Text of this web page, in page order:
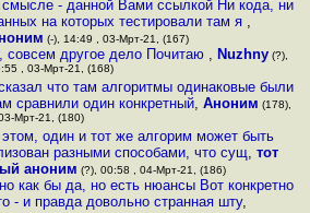
- данной Вами ссылкой Ни кода, ни
на которых тестировали там я ,
(-), 14:49 , 03-Мрт-21, (167)
совсем другое дело Почитаю , Nuzhny(?),
, 03-Мрт-21, (168)
что там алгоритмы одинаковые были
сравнили один конкретный, Аноним (178),
Мрт-21, (180)
один и тот же алгорим может быть
разными способами, что сущ,тот
аноним (?), 00:58 , 04-Мрт-21, (186)
как бы да, но есть нюансы Вот конкретно
- и правда довольно странная шту,